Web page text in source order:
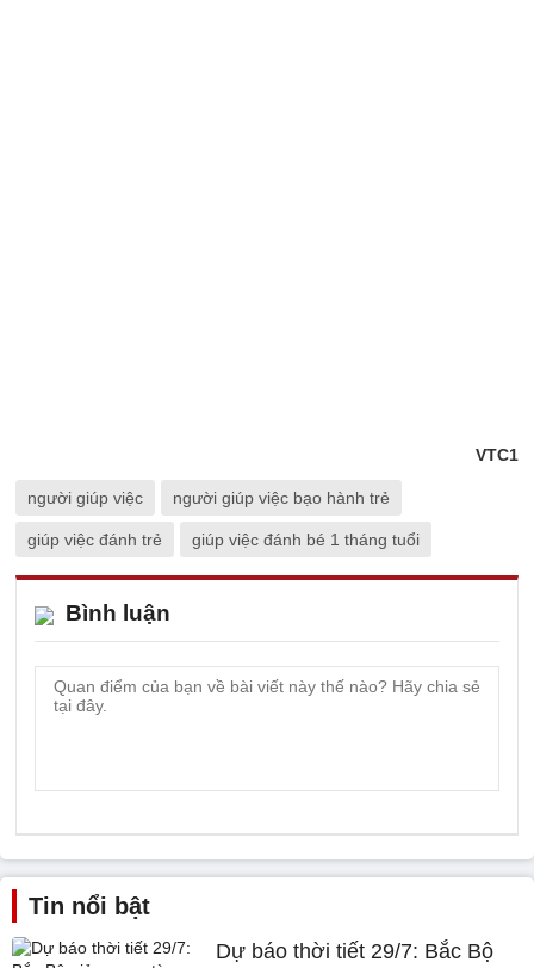
VTC1
người giúp việc người giúp việc bạo hành trẻ
giúp việc đánh trẻ giúp việc đánh bé 1 tháng tuổi
Bình luận
Tin nổi bật
Dự báo thời tiết 29/7: Bắc Bộ